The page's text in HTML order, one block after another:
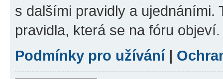
s dalšími pravidly a ujednáními.
pravidla, která se na fóru objeví.
Podmínky pro užívání|